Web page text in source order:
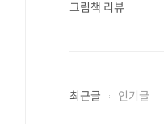
그림책 리뷰
최근글 인기글